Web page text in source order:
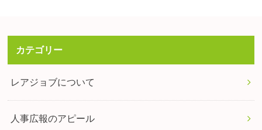
カテゴリー
レアジョブについて
人事広報のアピール